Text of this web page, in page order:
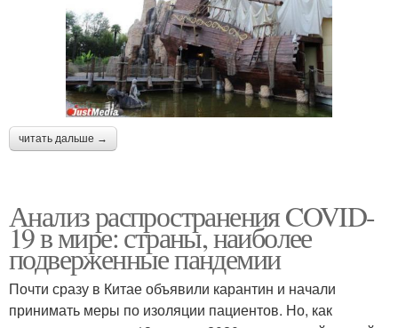
читать дальше →
Анализ распространения COVID-
19 в мире: страны, наиболее
подверженные пандемии
Почти сразу в Китае объявили карантин и начали
принимать меры по изоляции пациентов. Но, как